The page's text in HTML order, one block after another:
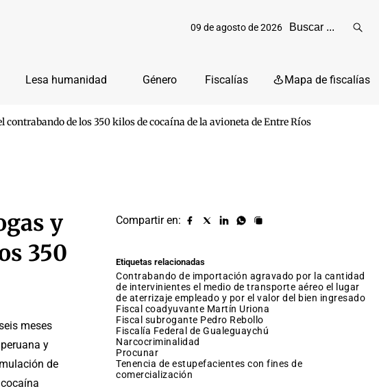
09 de agosto de 2026
Lesa humanidad Género Fiscalías Mapa de fiscalías
de los 350 kilos de cocaína de la avioneta de Entre Ríos
y
350
meses
y
de
Compartir en:
Compartir
Compartir
Compartir
Compartir
Copiar
Etiquetas relacionadas
contrabando de importación agravado por la cantidad
de intervinientes el medio de transporte aéreo el lugar
de aterrizaje empleado y por el valor del bien ingresado
fiscal coadyuvante Martín Uriona
fiscal subrogante Pedro Rebollo
Fiscalía Federal de Gualeguaychú
narcocriminalidad
procunar
tenencia de estupefacientes con fines de
comercialización